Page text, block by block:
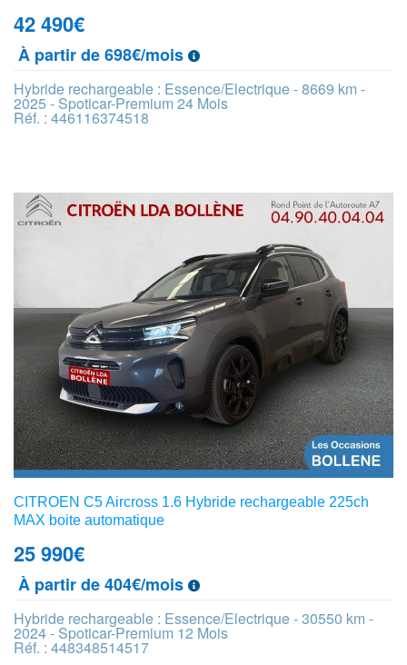
42 490€
À partir de 698€/mois
Hybride rechargeable : Essence/Electrique - 8669 km -
2025 - Spoticar-Premium 24 Mois
Réf. : 446116374518
CITROEN C5 Aircross 1.6 Hybride rechargeable 225ch
MAX boite automatique
25 990€
À partir de 404€/mois
Hybride rechargeable : Essence/Electrique - 30550 km -
2024 - Spoticar-Premium 12 Mois
Réf. : 448348514517